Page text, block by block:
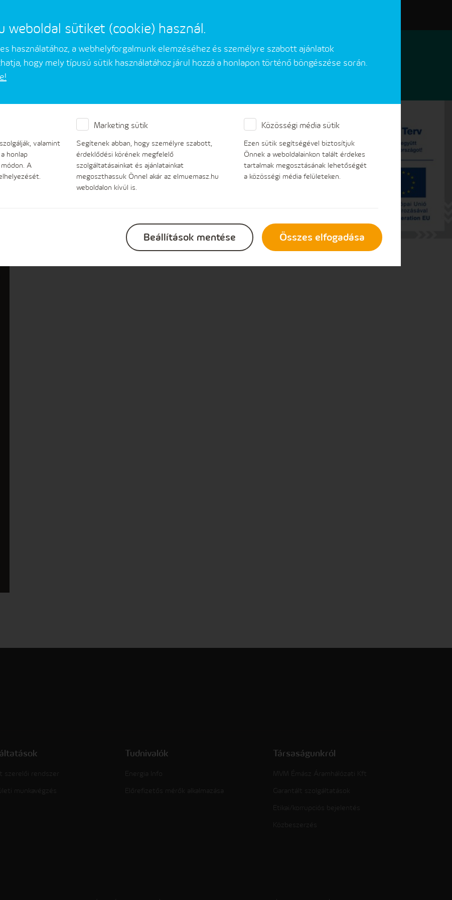
Mérés
szerelői rendszer
munkavégzés
Tudnivalók
Energia Info
Előrefizetős mérők alkalmazása
Társaságunkról
MVM Émász Áramhálózati Kft
Garantált szolgáltatások
Etikai/korrupciós bejelentés
Közbeszerzés
weboldal sütiket (cookie) használ.
használatához, a webhelyforgalmunk elemzéséhez és személyre szabott ajánlatok
hogy mely típusú sütik használatához járul hozzá a honlapon történő böngészése során.
valamint
honlap
A
Marketing sütik
Segítenek abban, hogy személyre szabott,
érdeklődési körének megfelelő
szolgáltatásainkat és ajánlatainkat
megoszthassuk Önnel akár az elmuemasz.hu
weboldalon kívül is.
Közösségi média sütik
Ezen sütik segítségével biztosítjuk
Önnek a weboldalainkon talált érdekes
tartalmak megosztásának lehetőségét
a közösségi média felületeken.
Beállítások mentése Összes elfogadása